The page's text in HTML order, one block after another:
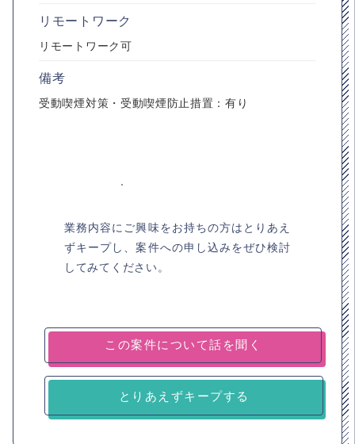
リモートワーク
リモートワーク可
備考
受動喫煙対策・受動喫煙防止措置：有り
業務内容にご興味をお持ちの方はとりあえ
ずキープし、案件への申し込みをぜひ検討
してみてください。
とりあえずキープする